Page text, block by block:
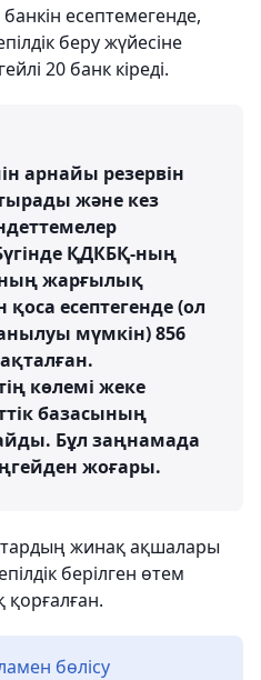
банкін есептемегенде,
беру жүйесіне
20 банк кіреді.
арнайы резервін
және кез
ҚДКБҚ-ның
жарғылық
есептегенде (ол
мүмкін) 856
көлемі жеке
базасының
Бұл заңнамада
жоғары.
жинақ ақшалары
берілген өтем
қорғалған.
бөлісу